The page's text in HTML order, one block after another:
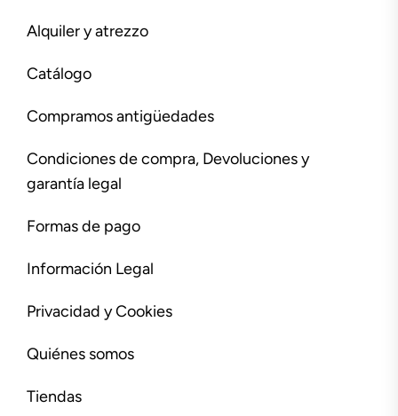
Alquiler y atrezzo
Catálogo
Compramos antigüedades
Condiciones de compra, Devoluciones y
garantía legal
Formas de pago
Información Legal
Privacidad y Cookies
Quiénes somos
Tiendas